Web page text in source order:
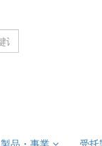
製品・事業 受托